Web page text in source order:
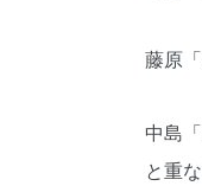
藤原
中島
と重